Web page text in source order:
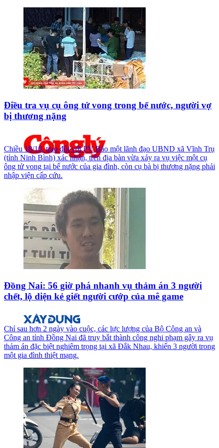
Điều tra vụ cụ ông tử vong trong bể nước, người vợ
bị thương nặng
Chiều 18/10, trao đổi với PV Báo một lãnh đạo UBND xã Vĩnh Trụ
(tỉnh Ninh Bình) xác nhận, trên địa bàn vừa xảy ra vụ việc một cụ
ông tử vong tại bể nước của gia đình, còn cụ bà bị thương nặng phải
nhập viện cấp cứu.
Đồng Nai: 56 giờ phá nhanh vụ thảm án 3 người
chết, lộ diện kẻ giết người cướp của mê game
Chỉ sau hơn 2 ngày vào cuộc, các lực lượng của Bộ Công an và
Công an tỉnh Đồng Nai đã truy bắt thành công nghi phạm gây ra vụ
thảm án đặc biệt nghiêm trọng tại xã Đắk Nhau, khiến 3 người trong
một gia đình thiệt mạng.